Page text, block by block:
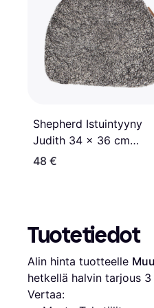
Shepherd Istuintyyny
Judith 34 x 36 cm
Harmaa
48 €
Tuotetiedot
Alin hinta tuotteelle
hetkellä halvin tarjous 3
Vertaa: